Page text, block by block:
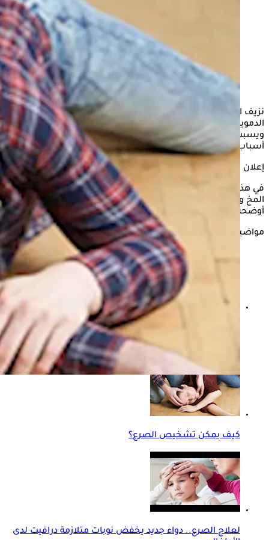
نزيف المخ هو حالة طبية طارئة تحدث نتيجة تمزق أحد الأوعية
الدموية داخل الجمجمة أو أنسجة المخ، مما يمنع وصول الأكسجين
ويسبب ضغطاً مميتاً على الخلايا العصبية، ويكون ذلك لعدة
أسباب فهلالتشنجاتوالصرع يسبب هذه الحالة؟
إعلان
في هذه السطور يستعرض "الكونسلتو" أسباب الإصابة بنزيف
المخ وهل التشنجات والصرع يسببان هذه الحالة؟- وذلك وفقًا لما
أوضحه الدكتور محمد وحيد استشاري جراحة المخ والأعصاب.
مواضيع ذات صلة
عبوات مقلدة.. هيئة الدواء تحذر من علاج مضاد للصرع
كيف يمكن تشخيص الصرع؟
لعلاج الصرع.. دواء جديد يخفض نوبات متلازمة درافيت لدى